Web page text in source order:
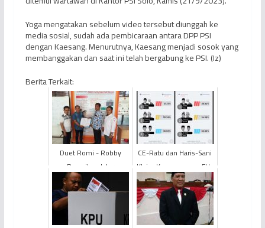
Yoga mengatakan sebelum video tersebut diunggah ke
media sosial, sudah ada pembicaraan antara DPP PSI
dengan Kaesang. Menurutnya, Kaesang menjadi sosok yang
membanggakan dan saat ini telah bergabung ke PSI. (Iz)
Berita Terkait:
Duet Romi - Robby
Ramaikan Jalur
Perseorangan di Pilbup
Tanjabtim
CE-Ratu dan Haris-Sani
Klaim Kemenangan, FU-
SN Dipastikan Tumbang